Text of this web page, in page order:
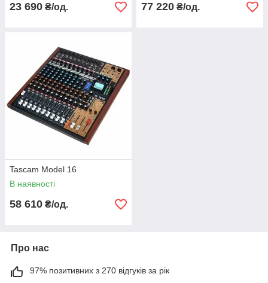
23 690 ₴/од. 77 220 ₴/од.
Tascam Model 16
В наявності
58 610 ₴/од.
Про нас
97% позитивних з 270 відгуків за рік